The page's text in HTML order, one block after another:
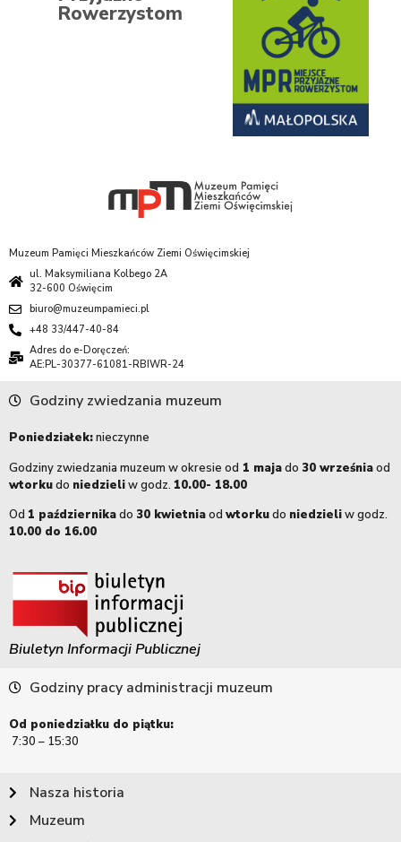
Rowerzystom
Muzeum Pamięci Mieszkańców Ziemi Oświęcimskiej
ul. Maksymiliana Kolbego 2A
32-600 Oświęcim
biuro@muzeumpamieci.pl
+48 33/447-40-84
Adres do e-Doręczeń:
AE:PL-30377-61081-RBIWR-24
Godziny zwiedzania muzeum
Poniedziałek:nieczynne
Godziny zwiedzania muzeum w okresie od 1 majado 30 wrześniaod
wtorkudo niedzieliw godz. 10.00- 18.00
Od 1 październikado 30 kwietniaod wtorkudo niedzieliw godz.
10.00 do 16.00
Biuletyn Informacji Publicznej
Godziny pracy administracji muzeum
Od poniedziałku do piątku:
7:30 – 15:30
Nasza historia
Muzeum